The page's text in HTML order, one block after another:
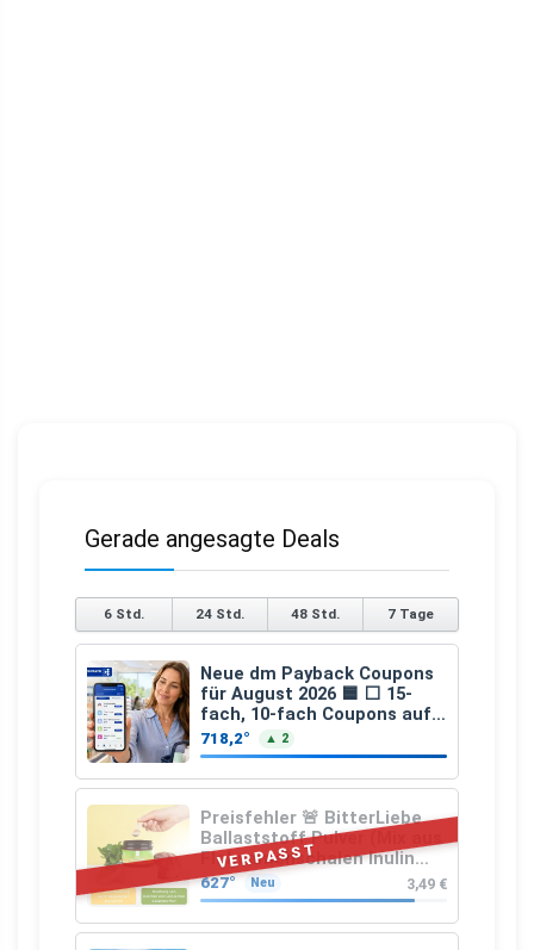
Gerade angesagte Deals
6 Std. 24 Std. 48 Std. 7 Tage
Neue dm Payback Coupons
für August 2026 🟦 ⬜ 15-
fach, 10-fach Coupons auf
den gesamten Einkauf ab 2
€
718,2° ▲ 2
VERPASST
Preisfehler 🚨 BitterLiebe
Ballaststoff Pulver (Mix aus
Flohsamenschalen Inulin
(Präbiotika) Leinsamen &
Apfelfaser)
627° Neu 3,49 €